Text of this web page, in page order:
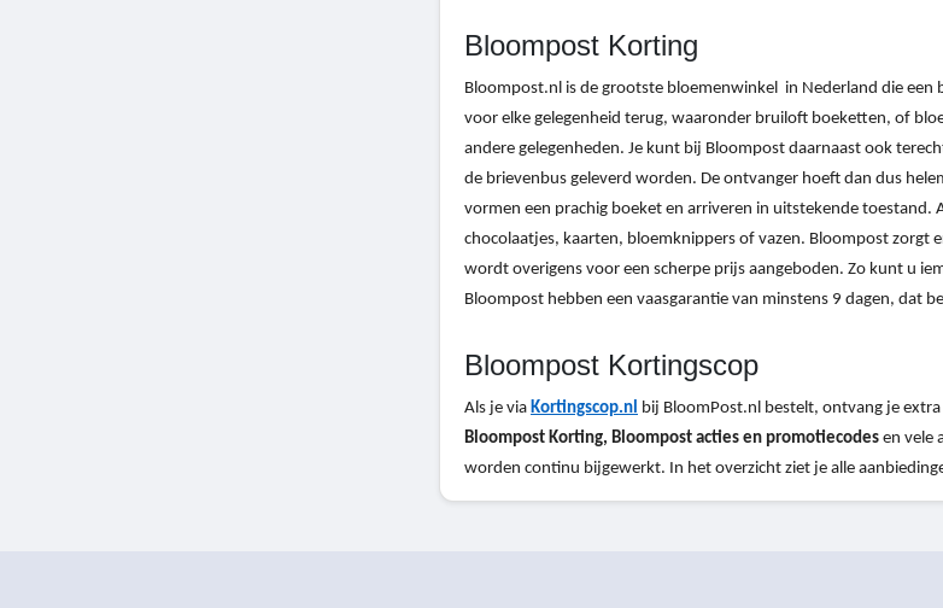
Bloompost Korting
Bloompost.nl is de grootste bloemenwinkel in Nederland die een
voor elke gelegenheid terug, waaronder bruiloft boeketten, of
andere gelegenheden. Je kunt bij Bloompost daarnaast ook
de brievenbus geleverd worden. De ontvanger hoeft dan dus
vormen een prachig boeket en arriveren in uitstekende
chocolaatjes, kaarten, bloemknippers of vazen. Bloompost
wordt overigens voor een scherpe prijs aangeboden. Zo kunt u
Bloompost hebben een vaasgarantie van minstens 9 dagen, dat
Bloompost Kortingscop
Als je via Kortingscop.nl bij BloomPost.nl bestelt, ontvang je
Bloompost Korting, Bloompost acties en promotiecodes en vele
worden continu bijgewerkt. In het overzicht ziet je alle